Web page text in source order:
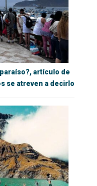
artículo de
se atreven a decirlo